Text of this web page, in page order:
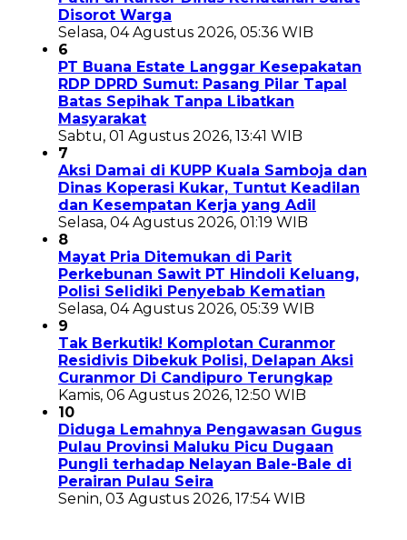
Disorot Warga
Selasa, 04 Agustus 2026, 05:36 WIB
6
PT Buana Estate Langgar Kesepakatan
RDP DPRD Sumut: Pasang Pilar Tapal
Batas Sepihak Tanpa Libatkan
Masyarakat
Sabtu, 01 Agustus 2026, 13:41 WIB
7
Aksi Damai di KUPP Kuala Samboja dan
Dinas Koperasi Kukar, Tuntut Keadilan
dan Kesempatan Kerja yang Adil
Selasa, 04 Agustus 2026, 01:19 WIB
8
Mayat Pria Ditemukan di Parit
Perkebunan Sawit PT Hindoli Keluang,
Polisi Selidiki Penyebab Kematian
Selasa, 04 Agustus 2026, 05:39 WIB
9
Tak Berkutik! Komplotan Curanmor
Residivis Dibekuk Polisi, Delapan Aksi
Curanmor Di Candipuro Terungkap
Kamis, 06 Agustus 2026, 12:50 WIB
10
Diduga Lemahnya Pengawasan Gugus
Pulau Provinsi Maluku Picu Dugaan
Pungli terhadap Nelayan Bale-Bale di
Perairan Pulau Seira
Senin, 03 Agustus 2026, 17:54 WIB